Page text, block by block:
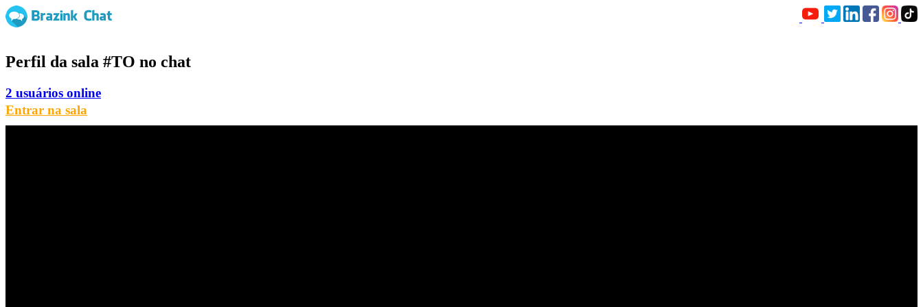
Perfil da sala #TO no chat
2 usuários online
Entrar na sala